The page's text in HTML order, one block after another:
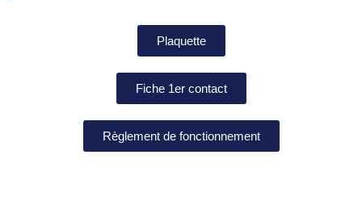
Plaquette
Fiche 1er contact
Règlement de fonctionnement